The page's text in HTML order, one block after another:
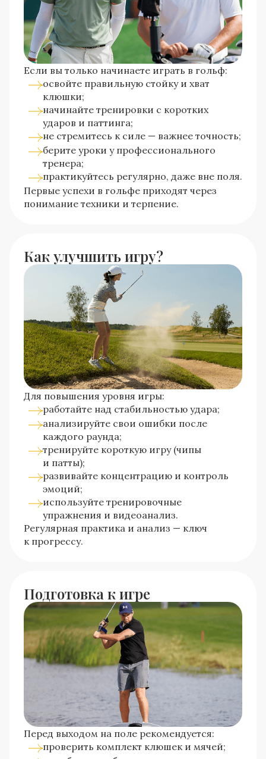
Если вы только начинаете играть в гольф:
освойте правильную стойку и хват
клюшки;
начинайте тренировки с коротких
ударов и паттинга;
не стремитесь к силе — важнее точность;
берите уроки у профессионального
тренера;
практикуйтесь регулярно, даже вне поля.
Первые успехи в гольфе приходят через
понимание техники и терпение.
Как улучшить игру?
Для повышения уровня игры:
работайте над стабильностью удара;
анализируйте свои ошибки после
каждого раунда;
тренируйте короткую игру (чипы
и патты);
развивайте концентрацию и контроль
эмоций;
используйте тренировочные
упражнения и видеоанализ.
Регулярная практика и анализ — ключ
к прогрессу.
Подготовка к игре
Перед выходом на поле рекомендуется:
проверить комплект клюшек и мячей;